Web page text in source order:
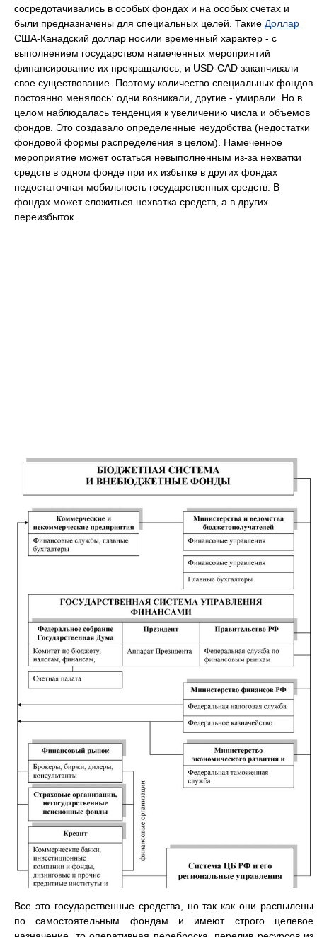
сосредотачивались в особых фондах и на особых счетах и
были предназначены для специальных целей. Такие Доллар
США-Канадский доллар носили временный характер - с
выполнением государством намеченных мероприятий
финансирование их прекращалось, и USD-CAD заканчивали
свое существование. Поэтому количество специальных фондов
постоянно менялось: одни возникали, другие - умирали. Но в
целом наблюдалась тенденция к увеличению числа и объемов
фондов. Это создавало определенные неудобства (недостатки
фондовой формы распределения в целом). Намеченное
мероприятие может остаться невыполненным из-за нехватки
средств в одном фонде при их избытке в других фондах
недостаточная мобильность государственных средств. В
фондах может сложиться нехватка средств, а в других
переизбыток.
Все это государственные средства, но так как они распылены
по самостоятельным фондам и имеют строго целевое